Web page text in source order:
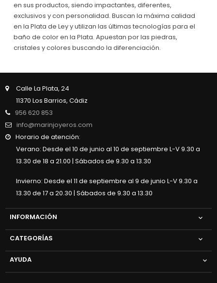
en sus productos, siendo impactantes, diferentes,
exclusivos y con personalidad. Buscan la máxima calidad
en la Plata de Ley y utilizan las últimas tecnologías para el
baño de color en la Plata. Apuestan por las piedras,
cristales y colores buscando la diferenciación.
Calle La Plata, 24
11370 Los Barrios, Cádiz
956 620 853
info@marinjoyeros.com
Horario de atención:
Verano: Desde el 10 de junio al 10 de septiembre L-V 9.30 a
13.30 de 18 a 21.00 | Sábados de 9.30 a 13.30
Invierno: Desde el 11 de septiembre al 9 de junio L-V 9.30 a
13.30 de 17 a 20.30 | Sábados de 9.30 a 13.30
INFORMACIÓN 
CATEGORÍAS 
AYUDA 